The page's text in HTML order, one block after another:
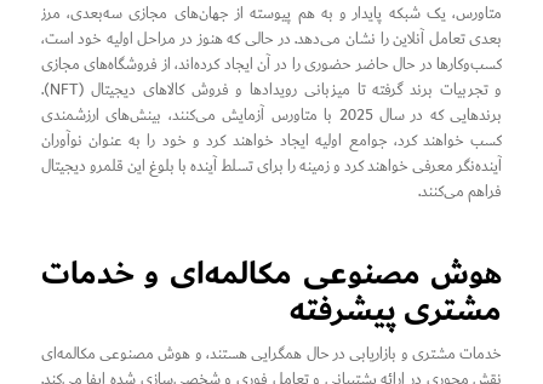
متاورس، یک شبکه پایدار و به هم پیوسته از جهان‌های مجازی سه‌بعدی، مرز
بعدی تعامل آنلاین را نشان می‌دهد. در حالی که هنوز در مراحل اولیه خود است،
کسب‌وکارها در حال حاضر حضوری را در آن ایجاد کرده‌اند، از فروشگاه‌های مجازی
و تجربیات برند گرفته تا میزبانی رویدادها و فروش کالاهای دیجیتال (NFT).
برندهایی که در سال 2025 با متاورس آزمایش می‌کنند، بینش‌های ارزشمندی
کسب خواهند کرد، جوامع اولیه ایجاد خواهند کرد و خود را به عنوان نوآوران
آینده‌نگر معرفی خواهند کرد و زمینه را برای تسلط آینده با بلوغ این قلمرو دیجیتال
فراهم می‌کنند.
هوش مصنوعی مکالمه‌ای و خدمات
مشتری پیشرفته
خدمات مشتری و بازاریابی در حال همگرایی هستند، و هوش مصنوعی مکالمه‌ای